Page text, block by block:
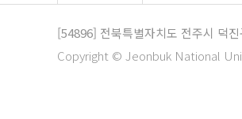
[54896] 전북특별자치도 전주시 덕
Copyright © Jeonbuk National